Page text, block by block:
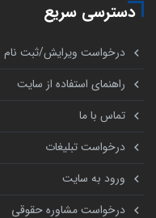
دسترسی سریع
درخواست ویرایش/ثبت نام
راهنمای استفاده از سایت
تماس با ما
درخواست تبلیغات
ورود به سایت
درخواست مشاوره حقوقی